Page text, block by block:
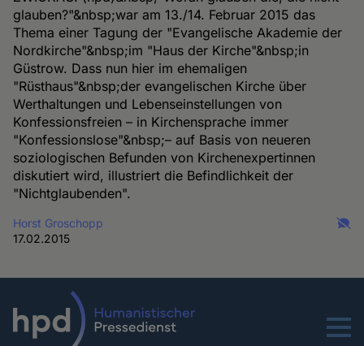
glauben?"&nbsp;war am 13./14. Februar 2015 das
Thema einer Tagung der "Evangelische Akademie der
Nordkirche"&nbsp;im "Haus der Kirche"&nbsp;in
Güstrow. Dass nun hier im ehemaligen
"Rüsthaus"&nbsp;der evangelischen Kirche über
Werthaltungen und Lebenseinstellungen von
Konfessionsfreien – in Kirchensprache immer
"Konfessionslose"&nbsp;– auf Basis von neueren
soziologischen Befunden von Kirchenexpertinnen
diskutiert wird, illustriert die Befindlichkeit der
"Nichtglaubenden".
Horst Groschopp
17.02.2015
Menu